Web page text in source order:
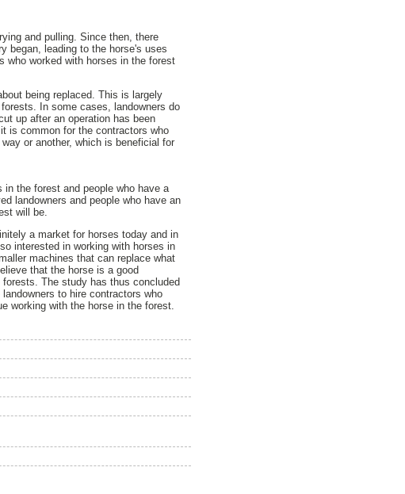
and pulling. Since then, there
began, leading to the horse's uses
who worked with horses in the forest
being replaced. This is largely
In some cases, landowners do
up after an operation has been
is common for the contractors who
or another, which is beneficial for
in the forest and people who have a
landowners and people who have an
will be.
a market for horses today and in
interested in working with horses in
machines that can replace what
that the horse is a good
The study has thus concluded
to hire contractors who
working with the horse in the forest.